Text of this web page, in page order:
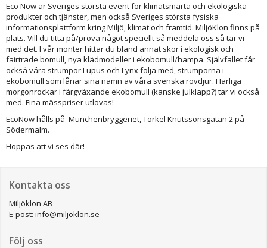
Eco Now är Sveriges största event för klimatsmarta och ekologiska
produkter och tjänster, men också Sveriges största fysiska
informationsplattform kring Miljö, klimat och framtid. MiljöKlon finns på
plats. Vill du titta på/prova något speciellt så meddela oss så tar vi
med det. I vår monter hittar du bland annat skor i ekologisk och
fairtrade bomull, nya klädmodeller i ekobomull/hampa. Självfallet får
också våra strumpor Lupus och Lynx följa med, strumporna i
ekobomull som lånar sina namn av våra svenska rovdjur. Härliga
morgonrockar i färgväxande ekobomull (kanske julklapp?) tar vi också
med. Fina mässpriser utlovas!
EcoNow hålls på Münchenbryggeriet, Torkel Knutssonsgatan 2 på
Södermalm.
Hoppas att vi ses där!
Kontakta oss
Miljöklon AB
E-post: info@miljoklon.se
Följ oss